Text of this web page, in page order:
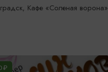
Кафе «Соленая ворона»